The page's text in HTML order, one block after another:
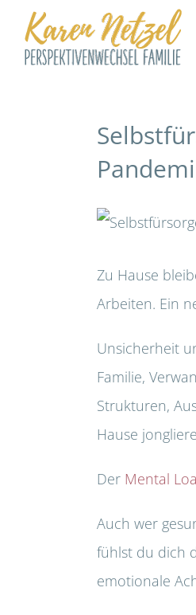
Inhalt
springen
Zu Hause
Arbeiten. Ein
Unsicherheit
Familie,
Strukturen,
Hause
Der Mental
Auch wer
fühlst du dich
emotionale